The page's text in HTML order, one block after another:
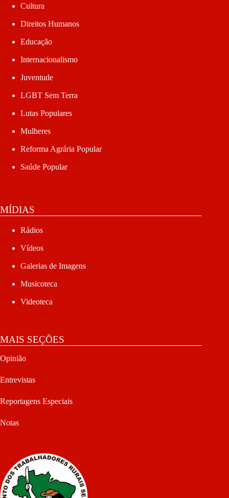
Cultura
Direitos Humanos
Educação
Internacionalismo
Juventude
LGBT Sem Terra
Lutas Populares
Mulheres
Reforma Agrária Popular
Saúde Popular
MÍDIAS
Rádios
Vídeos
Galerias de Imagens
Musicoteca
Videoteca
MAIS SEÇÕES
Opinião
Entrevistas
Reportagens Especiais
Notas